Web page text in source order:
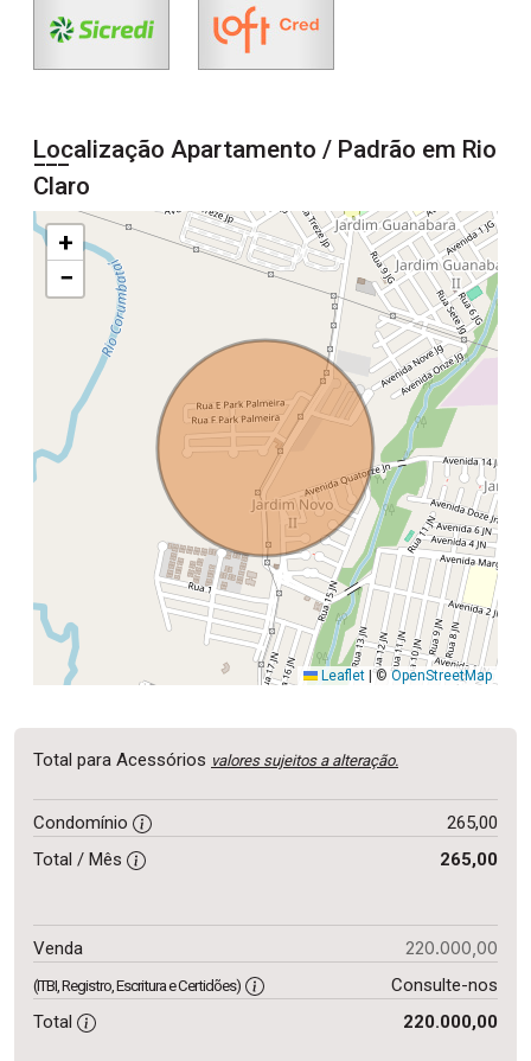
Localização Apartamento / Padrão em Rio
Claro
+
−
Leaflet |© OpenStreetMap
Total para Acessórios valores sujeitos a alteração.
Condomínio
265,00
Total / Mês
265,00
Venda 220.000,00
(ITBI, Registro, Escritura e Certidões)
Consulte-nos
Total
220.000,00